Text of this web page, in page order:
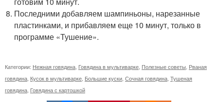
Последними добавляем шампиньоны, нарезанные
пластинками, и прибавляем еще 10 минут, только в
программе «Тушение».
Категории: Нежная говядина Говядина в мультиварке Полезные советы Рваная
говядина Кусок в мультиварке Большие куски Сочная говядина Тушеная
говядина Говядина с картошкой